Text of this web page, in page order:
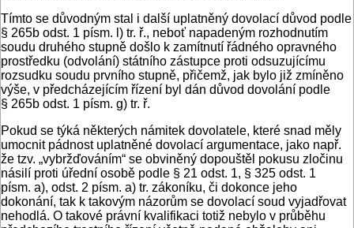
Tímto se důvodným stal i další uplatněný dovolací důvod podle
§ 265b odst. 1 písm. l) tr. ř., neboť napadeným rozhodnutím
soudu druhého stupně došlo k zamítnutí řádného opravného
prostředku (odvolání) státního zástupce proti odsuzujícímu
rozsudku soudu prvního stupně, přičemž, jak bylo již zmíněno
výše, v předcházejícím řízení byl dán důvod dovolání podle
§ 265b odst. 1 písm. g) tr. ř.
Pokud se týká některých námitek dovolatele, které snad měly
umocnit pádnost uplatněné dovolací argumentace, jako např.
že tzv. „vybržďováním“ se obviněný dopouštěl pokusu zločinu
násilí proti úřední osobě podle § 21 odst. 1, § 325 odst. 1
písm. a), odst. 2 písm. a) tr. zákoníku, či dokonce jeho
dokonání, tak k takovým názorům se dovolací soud vyjadřovat
nehodlá. O takové právní kvalifikaci totiž nebylo v průběhu